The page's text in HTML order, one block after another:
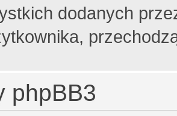
dodanych
phpBB3